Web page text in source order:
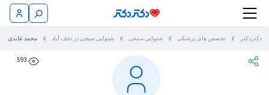
دکتردکتر تخصص های پزشکی شنوایی سنجی شنوایی سنجی در نجف آباد محمد عابدی
593